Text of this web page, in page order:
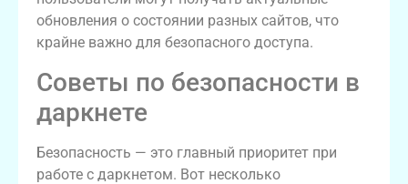
обновления о состоянии разных сайтов, что
крайне важно для безопасного доступа.
Советы по безопасности в
даркнете
Безопасность — это главный приоритет при
работе с даркнетом. Вот несколько